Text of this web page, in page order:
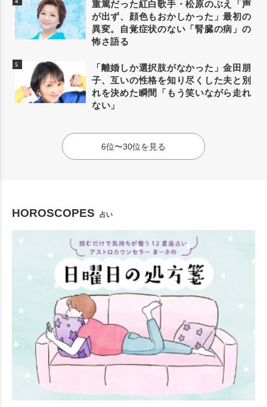
重篤だった紅白歌手・松原のぶえ「声
が出ず、顔色もおかしかった」最初の
異変。自覚症状のない「腎臓の病」の
怖さ語る
「離婚しか選択肢がなかった」金田朋
子、互いの性格を知り尽くした夫と別
れを決めた瞬間「もう笑いながら走れ
ない」
6位〜30位を見る
HOROSCOPES 占い